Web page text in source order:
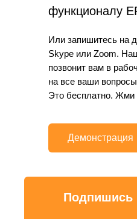
функционалу
Или запишитесь на
Skype или Zoom.
позвонит вам в
на все ваши
Это бесплатно. Жми
Демонстрация
Подпишись